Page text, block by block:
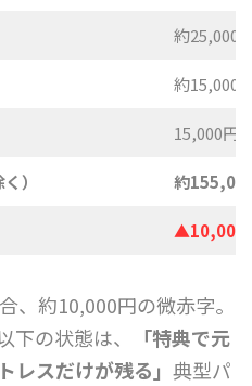
約25,000
約15,000
15,000円
） 約
▲10,000
、約10,000円の微赤字。
の状態は、
「特典で元
レスだけが残る」 典型パ